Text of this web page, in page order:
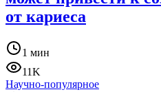
от кариеса
1 мин
11K
Научно-популярное